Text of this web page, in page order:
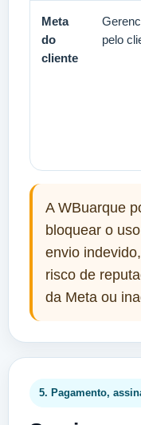
Meta
do
cliente
pelo
A WBuarque
bloquear o
envio
risco de
da Meta ou
5. Pagamento,